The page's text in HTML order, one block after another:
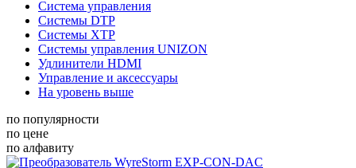
Система управления
Системы DTP
Системы XTP
Системы управления UNIZON
Удлинители HDMI
Управление и аксессуары
На уровень выше
по популярности
по цене
по алфавиту